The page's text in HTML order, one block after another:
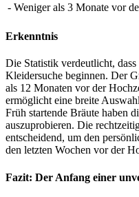
- Weniger als 3 Monate vor
Erkenntnis
Die Statistik verdeutlicht,
Kleidersuche beginnen. Der
als 12 Monaten vor der
ermöglicht eine breite
Früh startende Bräute haben
auszuprobieren. Die
entscheidend, um den
den letzten Wochen vor der
Fazit: Der Anfang einer